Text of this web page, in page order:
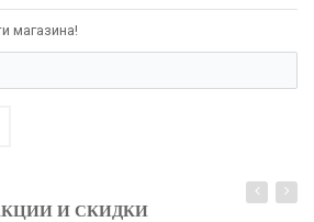
магазина!
И СКИДКИ